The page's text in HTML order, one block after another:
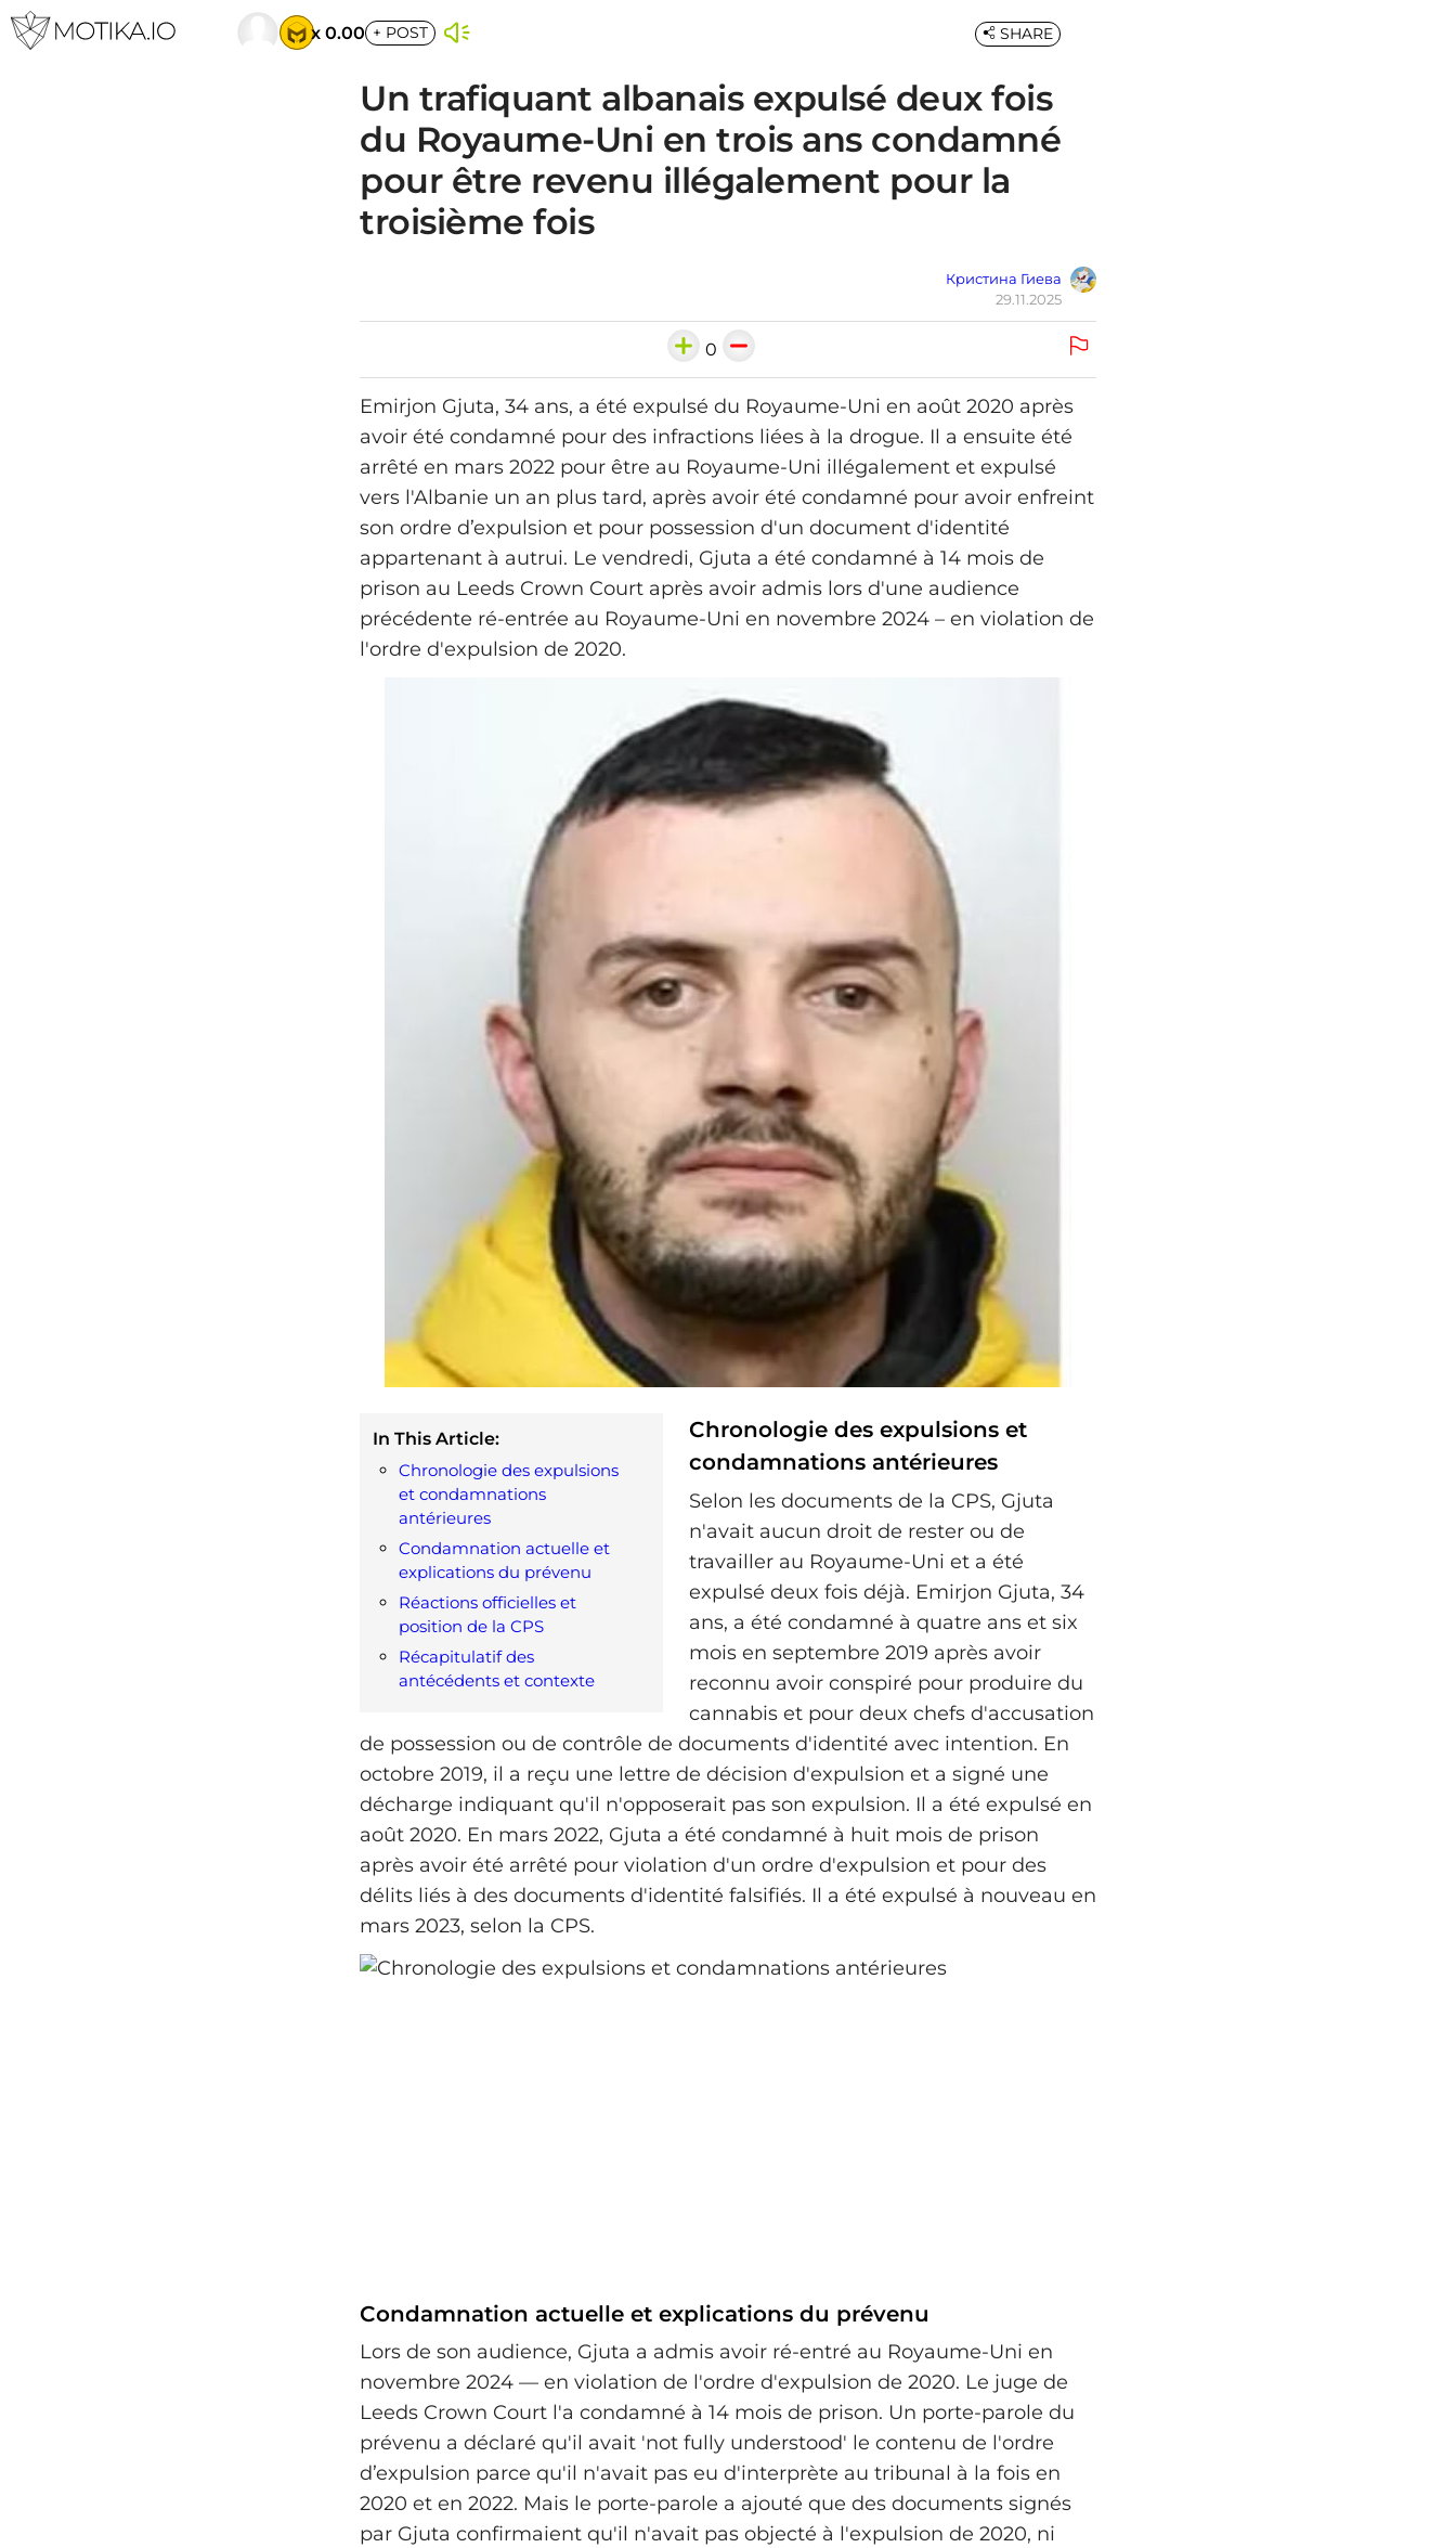
x 0.00 + POST
Un trafiquant albanais expulsé deux fois
du Royaume-Uni en trois ans condamné
pour être revenu illégalement pour la
troisième fois
Кристина Гиева
29.11.2025
SHARE
0
Emirjon Gjuta, 34 ans, a été expulsé du Royaume-Uni en août 2020 après
avoir été condamné pour des infractions liées à la drogue. Il a ensuite été
arrêté en mars 2022 pour être au Royaume-Uni illégalement et expulsé
vers l'Albanie un an plus tard, après avoir été condamné pour avoir enfreint
son ordre d’expulsion et pour possession d'un document d'identité
appartenant à autrui. Le vendredi, Gjuta a été condamné à 14 mois de
prison au Leeds Crown Court après avoir admis lors d'une audience
précédente ré-entrée au Royaume-Uni en novembre 2024 – en violation de
l'ordre d'expulsion de 2020.
In This Article:
Chronologie des expulsions
et condamnations
antérieures
Condamnation actuelle et
explications du prévenu
Réactions officielles et
position de la CPS
Récapitulatif des
antécédents et contexte
Chronologie des expulsions et
condamnations antérieures
Selon les documents de la CPS, Gjuta
n'avait aucun droit de rester ou de
travailler au Royaume-Uni et a été
expulsé deux fois déjà. Emirjon Gjuta, 34
ans, a été condamné à quatre ans et six
mois en septembre 2019 après avoir
reconnu avoir conspiré pour produire du
cannabis et pour deux chefs d'accusation
de possession ou de contrôle de documents d'identité avec intention. En
octobre 2019, il a reçu une lettre de décision d'expulsion et a signé une
décharge indiquant qu'il n'opposerait pas son expulsion. Il a été expulsé en
août 2020. En mars 2022, Gjuta a été condamné à huit mois de prison
après avoir été arrêté pour violation d'un ordre d'expulsion et pour des
délits liés à des documents d'identité falsifiés. Il a été expulsé à nouveau en
mars 2023, selon la CPS.
Condamnation actuelle et explications du prévenu
Lors de son audience, Gjuta a admis avoir ré-entré au Royaume-Uni en
novembre 2024 — en violation de l'ordre d'expulsion de 2020. Le juge de
Leeds Crown Court l'a condamné à 14 mois de prison. Un porte-parole du
prévenu a déclaré qu'il avait 'not fully understood' le contenu de l'ordre
d’expulsion parce qu'il n'avait pas eu d'interprète au tribunal à la fois en
2020 et en 2022. Mais le porte-parole a ajouté que des documents signés
par Gjuta confirmaient qu'il n'avait pas objecté à l'expulsion de 2020, ni